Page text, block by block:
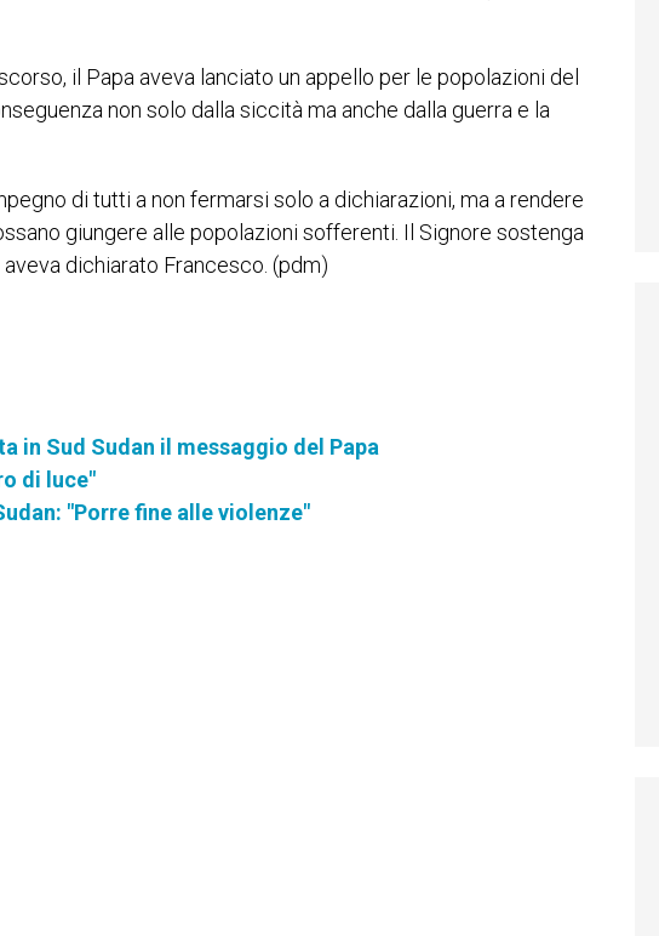
il Papa aveva lanciato un appello per le popolazioni del
non solo dalla siccità ma anche dalla guerra e la
di tutti a non fermarsi solo a dichiarazioni, ma a rendere
giungere alle popolazioni sofferenti. Il Signore sostenga
dichiarato Francesco. (pdm)
in Sud Sudan il messaggio del Papa
di luce"
"Porre fine alle violenze"